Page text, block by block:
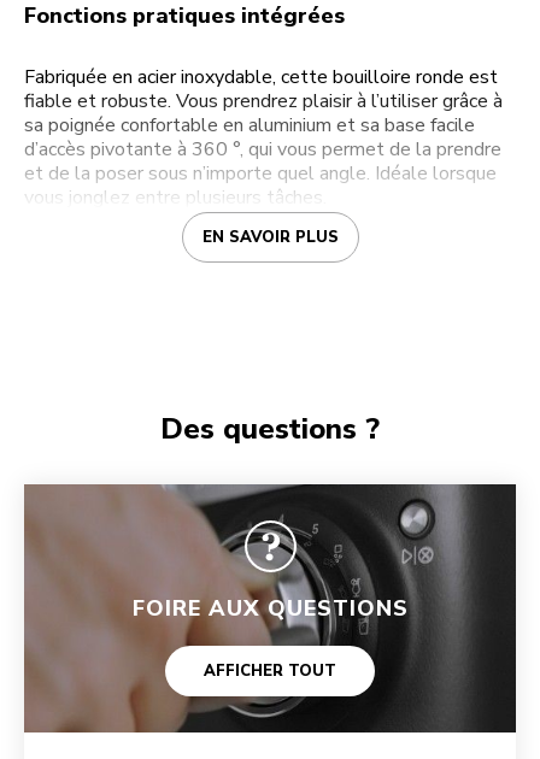
Fonctions pratiques intégrées
Fabriquée en acier inoxydable, cette bouilloire ronde est
fiable et robuste. Vous prendrez plaisir à l’utiliser grâce à
sa poignée confortable en aluminium et sa base facile
d’accès pivotante à 360 °, qui vous permet de la prendre
et de la poser sous n’importe quel angle. Idéale lorsque
vous jonglez entre plusieurs tâches.
EN SAVOIR PLUS
Des questions ?
FOIRE AUX QUESTIONS
AFFICHER TOUT